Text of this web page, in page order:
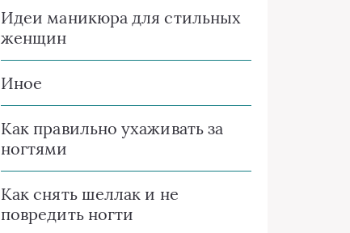
Идеи маникюра для стильных
женщин
Иное
Как правильно ухаживать за
ногтями
Как снять шеллак и не
повредить ногти